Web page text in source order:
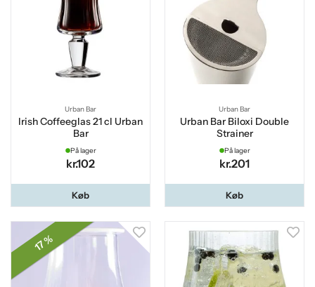
Urban Bar
Irish Coffeeglas 21 cl Urban
Bar
På lager
kr.102
Køb
Urban Bar
Urban Bar Biloxi Double
Strainer
På lager
kr.201
Køb
17 %